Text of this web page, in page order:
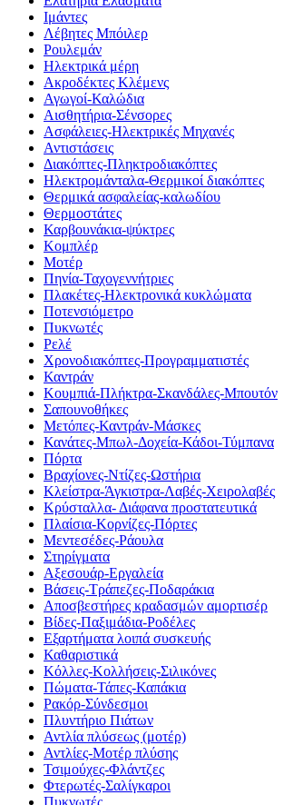
Ιμάντες
Λέβητες Μπόιλερ
Ρουλεμάν
Ηλεκτρικά μέρη
Ακροδέκτες Κλέμενς
Αγωγοί-Καλώδια
Αισθητήρια-Σένσορες
Ασφάλειες-Ηλεκτρικές Μηχανές
Αντιστάσεις
Διακόπτες-Πληκτροδιακόπτες
Ηλεκτρομάνταλα-Θερμικοί διακόπτες
Θερμικά ασφαλείας-καλωδίου
Θερμοστάτες
Καρβουνάκια-ψύκτρες
Κομπλέρ
Μοτέρ
Πηνία-Ταχογεννήτριες
Πλακέτες-Ηλεκτρονικά κυκλώματα
Ποτενσιόμετρο
Πυκνωτές
Ρελέ
Χρονοδιακόπτες-Προγραμματιστές
Καντράν
Κουμπιά-Πλήκτρα-Σκανδάλες-Μπουτόν
Σαπουνοθήκες
Μετόπες-Καντράν-Μάσκες
Κανάτες-Μπωλ-Δοχεία-Κάδοι-Τύμπανα
Πόρτα
Βραχίονες-Ντίζες-Ωστήρια
Κλείστρα-Άγκιστρα-Λαβές-Χειρολαβές
Κρύσταλλα- Διάφανα προστατευτικά
Πλαίσια-Κορνίζες-Πόρτες
Μεντεσέδες-Ράουλα
Στηρίγματα
Αξεσουάρ-Εργαλεία
Βάσεις-Τράπεζες-Ποδαράκια
Αποσβεστήρες κραδασμών αμορτισέρ
Βίδες-Παξιμάδια-Ροδέλες
Εξαρτήματα λοιπά συσκευής
Καθαριστικά
Κόλλες-Κολλήσεις-Σιλικόνες
Πώματα-Τάπες-Καπάκια
Ρακόρ-Σύνδεσμοι
Πλυντήριο Πιάτων
Αντλία πλύσεως (μοτέρ)
Αντλίες-Μοτέρ πλύσης
Τσιμούχες-Φλάντζες
Φτερωτές-Σαλίγκαροι
Πυκνωτές